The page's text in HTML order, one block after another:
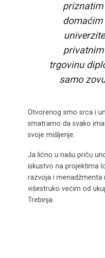
trgovinu
samo
Otvorenog smo srca i
smatramo da svako
svoje mišljenje.
Ja lično u našu priču
iskustvo na projektima
razvoja i menadžmenta
višestruko većim od
Trebinja.